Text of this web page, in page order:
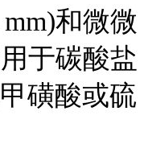
和微微
于碳酸盐
磺酸或硫